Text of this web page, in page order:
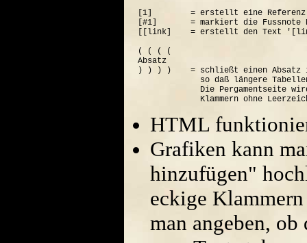
[1]        = erstellt eine Referenz
[#1]       = markiert die Fussnote
[[link]    = erstellt den Text
( ( ( (
Absatz
) ) ) )    = schließt einen Absatz
so daß längere
Die Pergamentseite
HTML
Grafiken kann
hinzufügen"
eckige
man angeben,